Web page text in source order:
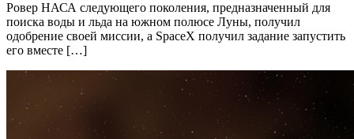
Ровер НАСА следующего поколения, предназначенный для
поиска воды и льда на южном полюсе Луны, получил
одобрение своей миссии, а SpaceX получил задание запустить
его вместе […]